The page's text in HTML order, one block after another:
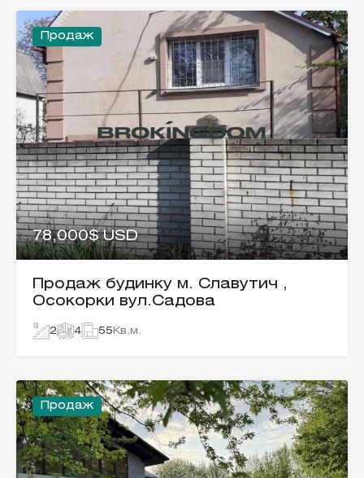
Продаж
78,000$ USD
Продаж будинку м. Славутич ,
Осокорки вул.Садова
2 4 55 Кв.м.
Продаж